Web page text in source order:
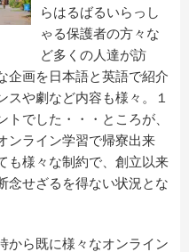
らはるばるいらっし
ゃる保護者の方々な
ど多くの人達が訪
企画を日本語と英語で紹介
スや劇など内容も様々。１
でした・・・ところが、
ンライン学習で帰寮出来
も様々な制約で、創立以来
念せざるを得ない状況とな
から既に様々なオンライン